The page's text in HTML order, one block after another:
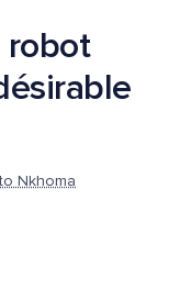
robot
Nkhoma